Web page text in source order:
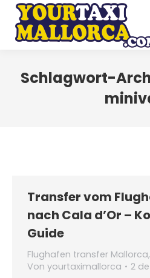
Schlagwort-
Transfer vom
nach Cala d’Or –
Guide
Flughafen transfer Mallorca,
Von yourtaximallorca 2